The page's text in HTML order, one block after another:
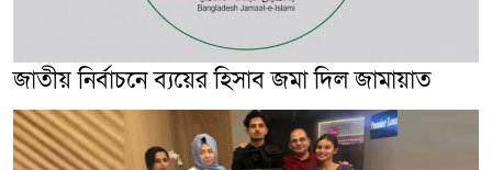
জাতীয় নির্বাচনে ব্যয়ের হিসাব জমা দিল জামায়াত